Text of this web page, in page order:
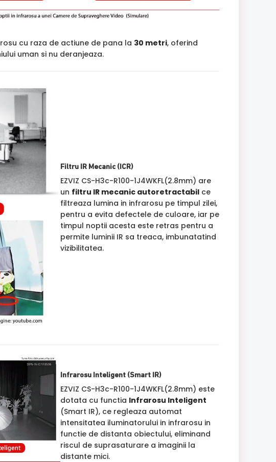
cu raza de actiune de pana la 30 metri, oferind
uman si nu deranjeaza.
Filtru IR Mecanic (ICR)
EZVIZ CS-H3c-R100-1J4WKFL(2.8mm) are
un filtru IR mecanic autoretractabilce
filtreaza lumina in infrarosu pe timpul zilei,
pentru a evita defectele de culoare, iar pe
timpul noptii acesta este retras pentru a
permite luminii IR sa treaca, imbunatatind
vizibilitatea.
Infrarosu Inteligent (Smart IR)
EZVIZ CS-H3c-R100-1J4WKFL(2.8mm) este
dotata cu functia Infrarosu Inteligent
(Smart IR), ce regleaza automat
intensitatea iluminatorului in infrarosu in
functie de distanta obiectului, eliminand
riscul de suprasaturare a imaginii la
distante mici.